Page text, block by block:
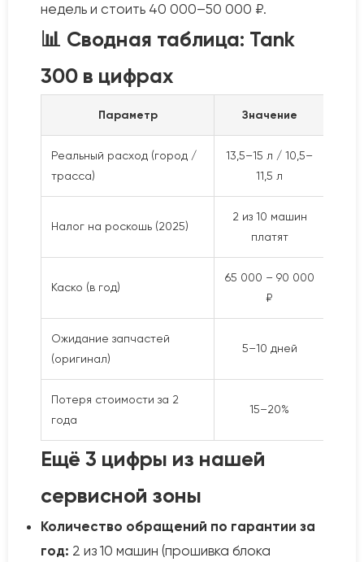
недель и стоить 40 000–50 000 ₽.
📊 Сводная таблица: Tank
300 в цифрах
Параметр Значение
Реальный расход (город /
трасса)
13,5–15 л / 10,5–
11,5 л
Налог на роскошь (2025)
2 из 10 машин
платят
Каско (в год)
65 000 – 90 000
₽
Ожидание запчастей
(оригинал)
5–10 дней
Потеря стоимости за 2
года
15–20%
Ещё 3 цифры из нашей
сервисной зоны
Количество обращений по гарантии за
год: 2 из 10 машин (прошивка блока